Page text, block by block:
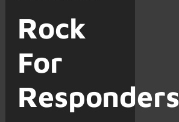
Rock
For
Responders